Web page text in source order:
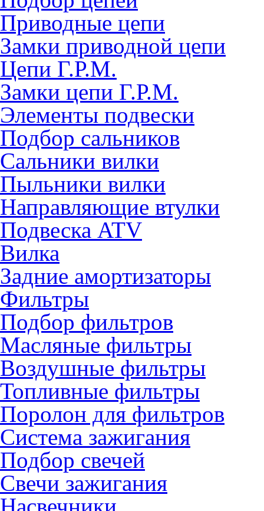
Приводные цепи
Замки приводной цепи
Цепи Г.Р.М.
Замки цепи Г.Р.М.
Элементы подвески
Подбор сальников
Сальники вилки
Пыльники вилки
Направляющие втулки
Подвеска ATV
Вилка
Задние амортизаторы
Фильтры
Подбор фильтров
Масляные фильтры
Воздушные фильтры
Топливные фильтры
Поролон для фильтров
Система зажигания
Подбор свечей
Свечи зажигания